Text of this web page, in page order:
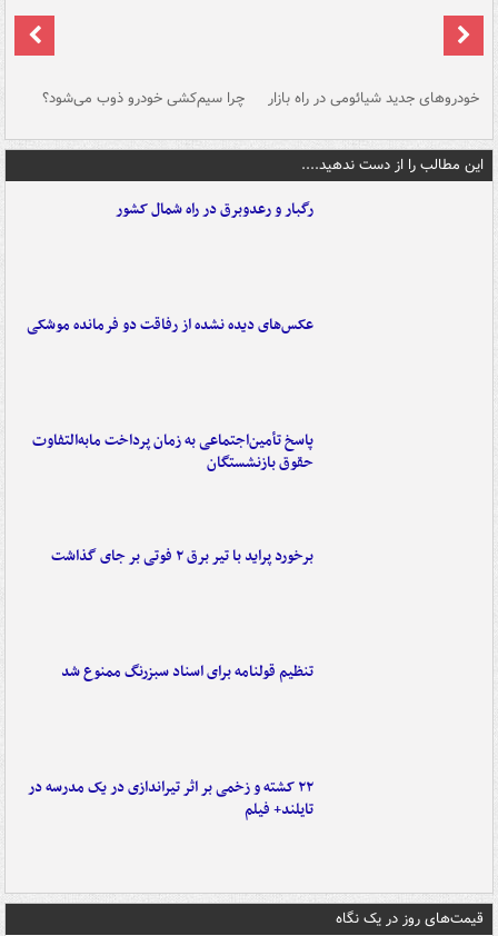
خودروهای جدید شیائومی در راه بازار چرا سیم‌کشی خودرو ذوب می‌شود؟
این مطالب را از دست ندهید....
رگبار و رعدوبرق در راه شمال کشور
عکس‌های دیده نشده از رفاقت دو فرمانده‌ موشکی
پاسخ تأمین‌اجتماعی به زمان پرداخت مابه‌التفاوت
حقوق بازنشستگان
برخورد پراید با تیر برق ۲ فوتی بر جای گذاشت
تنظیم قولنامه برای اسناد سبزرنگ ممنوع شد
۲۲ کشته و زخمی بر اثر تیراندازی در یک مدرسه در
تایلند+ فیلم
قیمت‌های روز در یک نگاه